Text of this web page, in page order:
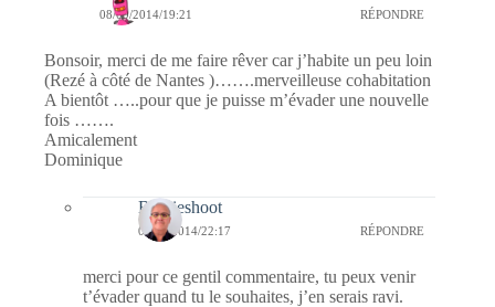
08/09/2014/19:21 RÉPONDRE
Bonsoir, merci de me faire rêver car j’habite un peu loin
(Rezé à côté de Nantes )…….merveilleuse cohabitation
A bientôt …..pour que je puisse m’évader une nouvelle
fois …….
Amicalement
Dominique
Bernieshoot
08/09/2014/22:17 RÉPONDRE
merci pour ce gentil commentaire, tu peux venir
t’évader quand tu le souhaites, j’en serais ravi.